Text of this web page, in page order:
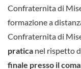
Confraternita di
formazione a
Confraternita di
pratica nel rispetto
finale presso il